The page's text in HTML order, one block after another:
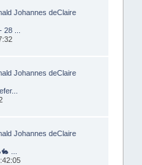
Johannes deClaire
...
Johannes deClaire
Johannes deClaire
...